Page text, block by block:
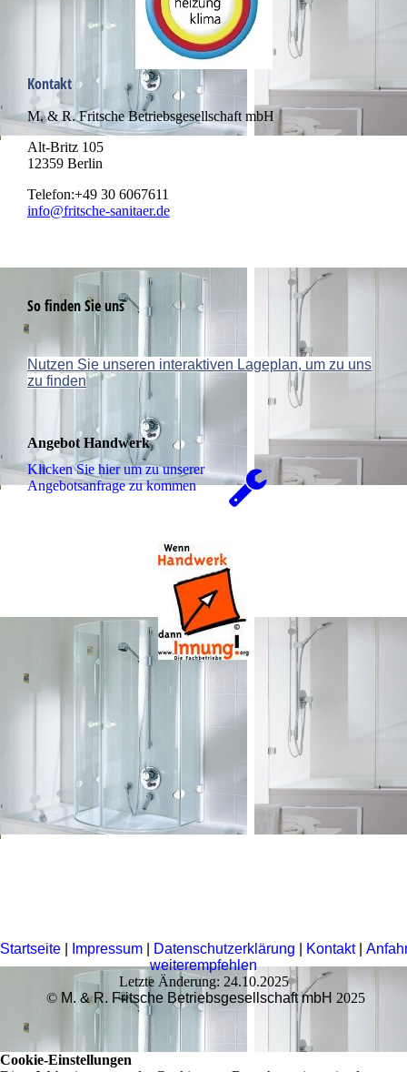
Kontakt
M. & R. Fritsche Betriebsgesellschaft mbH
Alt-Britz 105
12359 Berlin
Telefon:+49 30 6067611
info@fritsche-sanitaer.de
So finden Sie uns
Nutzen Sie unseren interaktiven La­ge­plan, um zu uns
zu finden
Angebot Handwerk
Klicken Sie hier um zu unserer
An­ge­bots­an­fra­ge zu kommen
Startseite Impressum Datenschutzerklärung Kontakt|
weiterempfehlen
Letzte Änderung: 24.10.2025
© M. & R. Fritsche Betriebsgesellschaft mbH 2025
Cookie-Einstellungen